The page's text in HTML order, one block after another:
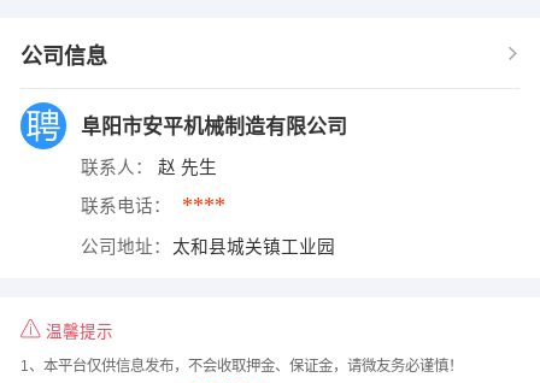
公司信息
阜阳市安平机械制造有限公司
联系人： 赵 先生
联系电话： ****
公司地址： 太和县城关镇工业园
温馨提示
1、本平台仅供信息发布，不会收取押金、保证金，请微友务必谨慎！